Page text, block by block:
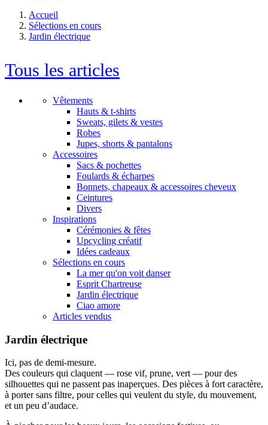
Accueil
Sélections en cours
Jardin électrique
Tous les articles
Vêtements
Hauts & t-shirts
Sweats, gilets & vestes
Robes
Jupes, shorts & pantalons
Accessoires
Sacs & pochettes
Foulards & écharpes
Bonnets, chapeaux & accessoires cheveux
Ceintures
Divers
Inspirations
Cérémonies & fêtes
Upcycling créatif
Idées cadeaux
Sélections en cours
La mer qu'on voit danser
Esprit Chartreuse
Jardin électrique
Ciao amore
Articles vendus
Jardin électrique
Ici, pas de demi-mesure.
Des couleurs qui claquent — rose vif, prune, vert — pour des
silhouettes qui ne passent pas inaperçues. Des pièces à fort caractère,
à porter sans filtre, pour celles qui veulent du style, du mouvement,
et un peu d’audace.